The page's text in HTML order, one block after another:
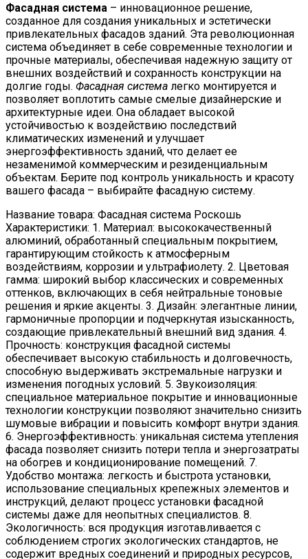
Фасадная система – инновационное решение,
созданное для создания уникальных и эстетически
привлекательных фасадов зданий. Эта революционная
система объединяет в себе современные технологии и
прочные материалы, обеспечивая надежную защиту от
внешних воздействий и сохранность конструкции на
долгие годы. Фасадная система легко монтируется и
позволяет воплотить самые смелые дизайнерские и
архитектурные идеи. Она обладает высокой
устойчивостью к воздействию последствий
климатических изменений и улучшает
энергоэффективность зданий, что делает ее
незаменимой коммерческим и резиденциальным
объектам. Берите под контроль уникальность и красоту
вашего фасада – выбирайте фасадную систему.
Название товара: Фасадная система Роскошь
Характеристики: 1. Материал: высококачественный
алюминий, обработанный специальным покрытием,
гарантирующим стойкость к атмосферным
воздействиям, коррозии и ультрафиолету. 2. Цветовая
гамма: широкий выбор классических и современных
оттенков, включающих в себя нейтральные тоновые
решения и яркие акценты. 3. Дизайн: элегантные линии,
гармоничные пропорции и подчеркнутая изысканность,
создающие привлекательный внешний вид здания. 4.
Прочность: конструкция фасадной системы
обеспечивает высокую стабильность и долговечность,
способную выдерживать экстремальные нагрузки и
изменения погодных условий. 5. Звукоизоляция:
специальное материальное покрытие и инновационные
технологии конструкции позволяют значительно снизить
шумовые вибрации и повысить комфорт внутри здания.
6. Энергоэффективность: уникальная система утепления
фасада позволяет снизить потери тепла и энергозатраты
на обогрев и кондиционирование помещений. 7.
Удобство монтажа: легкость и быстрота установки,
использование специальных крепежных элементов и
инструкций, делают процесс установки фасадной
системы даже для неопытных специалистов. 8.
Экологичность: вся продукция изготавливается с
соблюдением строгих экологических стандартов, не
содержит вредных соединений и природных ресурсов,